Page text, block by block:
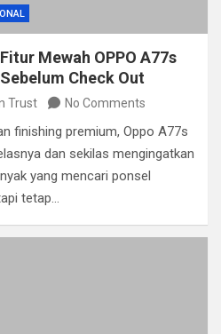
Mewah OPPO A77s
Check Out
Trust No Comments
finishing premium, Oppo A77s
dan sekilas mengingatkan
yang mencari ponsel
tetap…